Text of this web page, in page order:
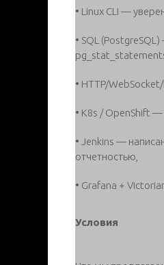
• Linux CLI —
• SQL
• HTTP/
• K8s / OpenShift —
• Jenkins —
отчетностью,
• Grafana +
Условия